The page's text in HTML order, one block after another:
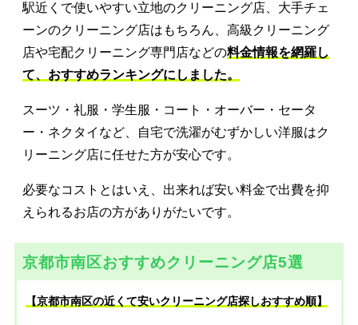
駅近くで使いやすい立地のクリーニング店、大手チェ
ーンのクリーニング店はもちろん、高級クリーニング
店や宅配クリーニング専門店などの料金情報を網羅し
て、おすすめランキングにしました。
スーツ・礼服・学生服・コート・オーバー・セータ
ー・ネクタイなど、自宅で洗濯がむずかしい洋服はク
リーニング店に任せた方が安心です。
必要なコストとはいえ、出来れば安い料金で出費を抑
えられるお店の方がありがたいです。
京都市南区おすすめクリーニング店5選
【京都市南区の近くて安いクリーニング店探しおすすめ順】